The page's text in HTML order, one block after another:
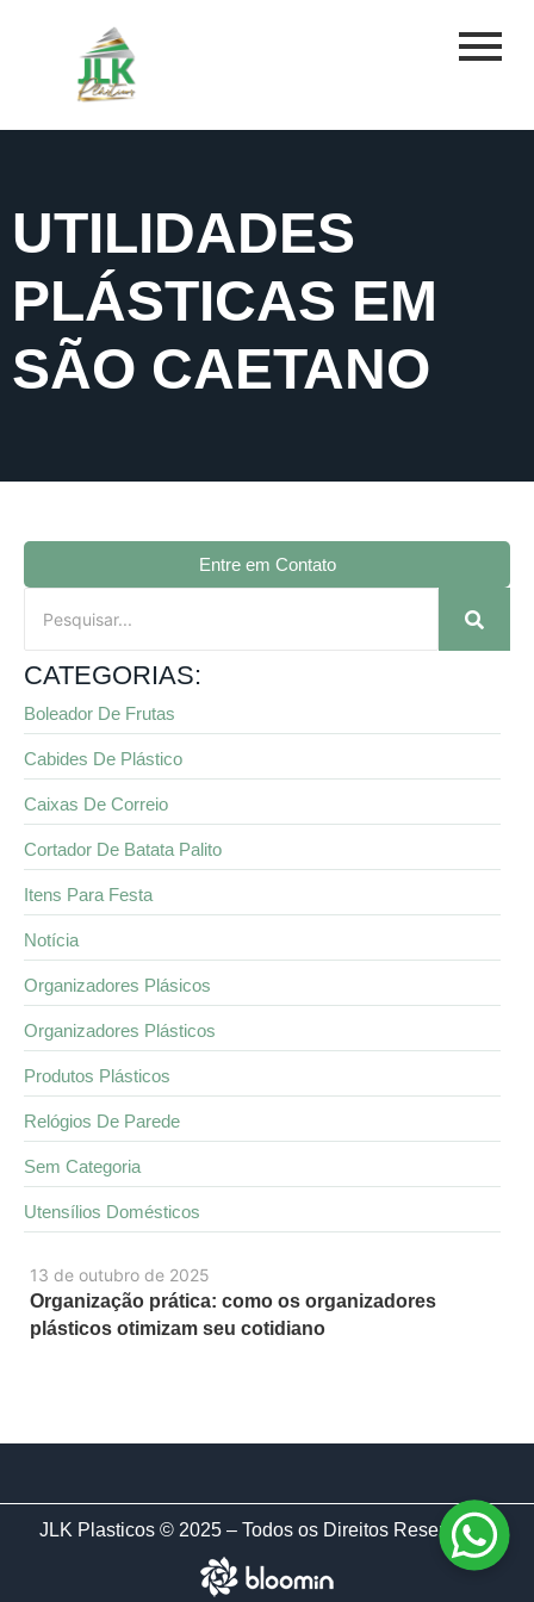
UTILIDADES
PLÁSTICAS EM
SÃO CAETANO
13 de outubro de 2025
Organização prática: como os organizadores
plásticos otimizam seu cotidiano
Entre em Contato
CATEGORIAS:
Boleador De Frutas
Cabides De Plástico
Caixas De Correio
Cortador De Batata Palito
Itens Para Festa
Notícia
Organizadores Plásicos
Organizadores Plásticos
Produtos Plásticos
Relógios De Parede
Sem Categoria
Utensílios Domésticos
JLK Plasticos © 2025 – Todos os Direitos Reservados